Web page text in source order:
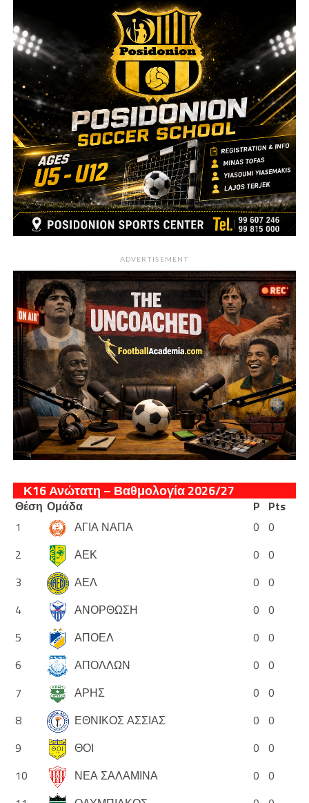
ADVERTISEMENT
Κ16 Ανώτατη – Βαθμολογία 2026/27
Θέση Ομάδα P Pts
1
ΑΓΙΑ ΝΑΠΑ 0 0
2
ΑΕΚ 0 0
3
ΑΕΛ 0 0
4
ΑΝΟΡΘΩΣΗ 0 0
5
ΑΠΟΕΛ 0 0
6
ΑΠΟΛΛΩΝ 0 0
7
ΑΡΗΣ 0 0
8
ΕΘΝΙΚΟΣ ΑΣΣΙΑΣ 0 0
9
ΘΟΙ 0 0
10
ΝΕΑ ΣΑΛΑΜΙΝΑ 0 0